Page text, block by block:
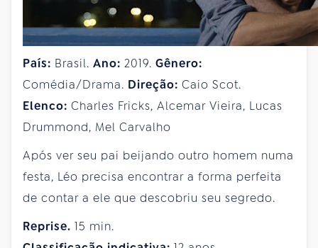
País: Brasil. Ano: 2019. Gênero:
Comédia/Drama. Direção: Caio Scot.
Elenco: Charles Fricks, Alcemar Vieira, Lucas
Drummond, Mel Carvalho
Após ver seu pai beijando outro homem numa
festa, Léo precisa encontrar a forma perfeita
de contar a ele que descobriu seu segredo.
Reprise. 15 min.